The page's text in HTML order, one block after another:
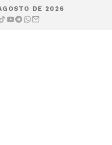
DE 2026